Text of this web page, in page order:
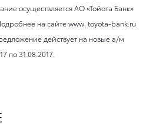
осуществляется АО «Тойота Банк»
на сайте www. toyota-bank.ru
действует на новые а/м
по 31.08.2017.